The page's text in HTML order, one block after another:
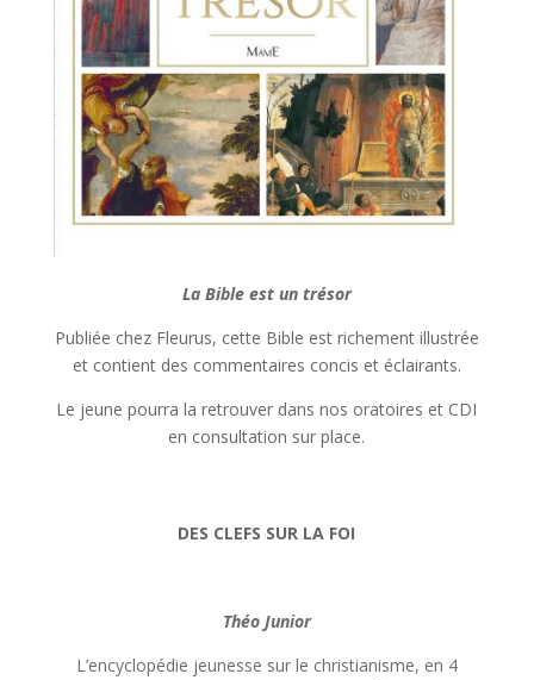
La Bible est un trésor
Publiée chez Fleurus, cette Bible est richement illustrée
et contient des commentaires concis et éclairants.
Le jeune pourra la retrouver dans nos oratoires et CDI
en consultation sur place.
DES CLEFS SUR LA FOI
Théo Junior
L’encyclopédie jeunesse sur le christianisme, en 4